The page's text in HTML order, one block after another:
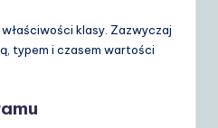
klasy. Zazwyczaj
typem i czasem wartości